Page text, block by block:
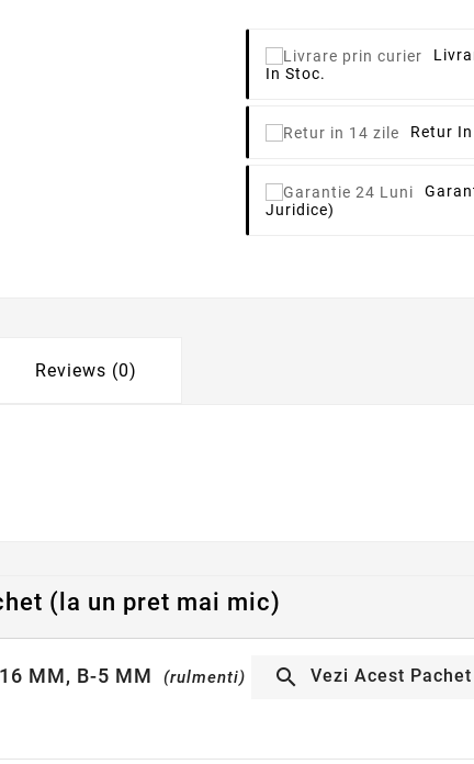
In Stoc.
Retur
Juridice)
Reviews (0)
(la un pret mai mic)
MM, B-5 MM (rulmenti)  Vezi Acest Pachet